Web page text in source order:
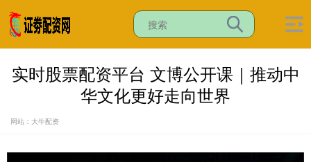
实时股票配资平台 文博公开课｜推动中
华文化更好走向世界
网站：大牛配资